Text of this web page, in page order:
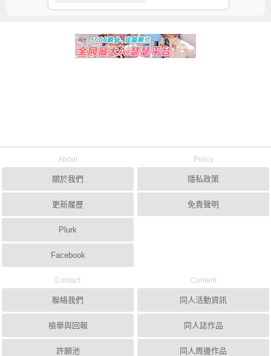
About
關於我們
更新履歷
Plurk
Facebook
Policy
隱私政策
免責聲明
Contact
聯絡我們
檢舉與回報
許願池
Content
同人活動資訊
同人誌作品
同人周邊作品